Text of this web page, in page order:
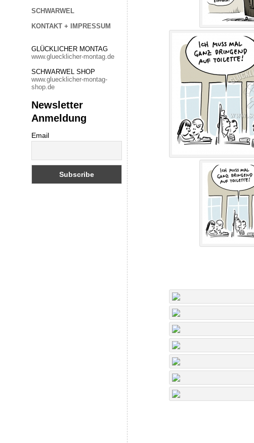
SCHWARWEL
KONTAKT + IMPRESSUM
GLÜCKLICHER MONTAG
www.gluecklicher-montag.de
SCHWARWEL SHOP
www.gluecklicher-montag-
shop.de
Newsletter
Anmeldung
Email